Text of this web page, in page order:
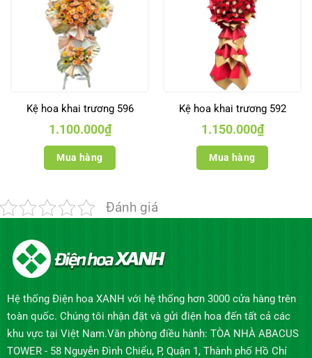
Kệ hoa khai trương 596
1.100.000₫
Mua hàng
Kệ hoa khai trương 592
1.150.000₫
Mua hàng
Đánh giá
Hệ thống Điện hoa XANH với hệ thống hơn 3000 cửa hàng trên
toàn quốc. Chúng tôi nhận đặt và gửi điện hoa đến tất cả các
khu vực tại Việt Nam.Văn phòng điều hành: TÒA NHÀ ABACUS
TOWER - 58 Nguyễn Đình Chiểu, P, Quận 1, Thành phố Hồ Chí